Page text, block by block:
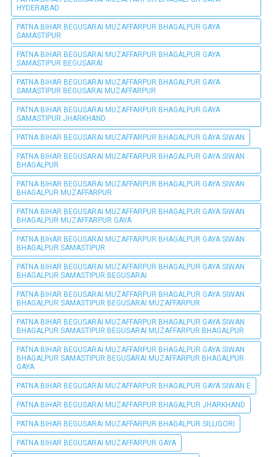
HYDERABAD
PATNA BIHAR BEGUSARAI MUZAFFARPUR BHAGALPUR GAYA
SAMASTIPUR
PATNA BIHAR BEGUSARAI MUZAFFARPUR BHAGALPUR GAYA
SAMASTIPUR BEGUSARAI
PATNA BIHAR BEGUSARAI MUZAFFARPUR BHAGALPUR GAYA
SAMASTIPUR BEGUSARAI MUZAFFARPUR
PATNA BIHAR BEGUSARAI MUZAFFARPUR BHAGALPUR GAYA
SAMASTIPUR JHARKHAND
PATNA BIHAR BEGUSARAI MUZAFFARPUR BHAGALPUR GAYA SIWAN
PATNA BIHAR BEGUSARAI MUZAFFARPUR BHAGALPUR GAYA SIWAN
BHAGALPUR
PATNA BIHAR BEGUSARAI MUZAFFARPUR BHAGALPUR GAYA SIWAN
BHAGALPUR MUZAFFARPUR
PATNA BIHAR BEGUSARAI MUZAFFARPUR BHAGALPUR GAYA SIWAN
BHAGALPUR MUZAFFARPUR GAYA
PATNA BIHAR BEGUSARAI MUZAFFARPUR BHAGALPUR GAYA SIWAN
BHAGALPUR SAMASTIPUR
PATNA BIHAR BEGUSARAI MUZAFFARPUR BHAGALPUR GAYA SIWAN
BHAGALPUR SAMASTIPUR BEGUSARAI
PATNA BIHAR BEGUSARAI MUZAFFARPUR BHAGALPUR GAYA SIWAN
BHAGALPUR SAMASTIPUR BEGUSARAI MUZAFFARPUR
PATNA BIHAR BEGUSARAI MUZAFFARPUR BHAGALPUR GAYA SIWAN
BHAGALPUR SAMASTIPUR BEGUSARAI MUZAFFARPUR BHAGALPUR
PATNA BIHAR BEGUSARAI MUZAFFARPUR BHAGALPUR GAYA SIWAN
BHAGALPUR SAMASTIPUR BEGUSARAI MUZAFFARPUR BHAGALPUR
GAYA
PATNA BIHAR BEGUSARAI MUZAFFARPUR BHAGALPUR GAYA SIWAN E
PATNA BIHAR BEGUSARAI MUZAFFARPUR BHAGALPUR JHARKHAND
PATNA BIHAR BEGUSARAI MUZAFFARPUR BHAGALPUR SILLIGORI
PATNA BIHAR BEGUSARAI MUZAFFARPUR GAYA